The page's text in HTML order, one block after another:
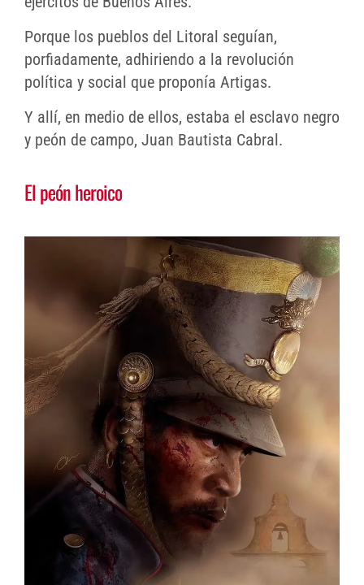
Porque los pueblos del Litoral seguían,
porfiadamente, adhiriendo a la revolución
política y social que proponía Artigas.
Y allí, en medio de ellos, estaba el esclavo negro
y peón de campo, Juan Bautista Cabral.
El peón heroico